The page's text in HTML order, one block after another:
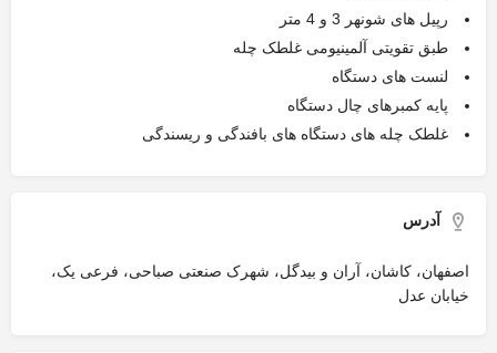
رپیل های شونهر 3 و 4 متر
طبق تقویتی آلمینیومی غلطک چله
لنست های دستگاه
پایه کمبرهای چال دستگاه
غلطک چله های دستگاه های بافندگی و ریسندگی
آدرس
اصفهان، کاشان، آران و بیدگل، شهرک صنعتی صباحی، فرعی یک،
خیابان عدل